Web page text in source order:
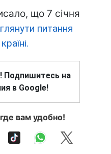
що 7 січня
питання
Подпишитесь на
в Google!
вам удобно!